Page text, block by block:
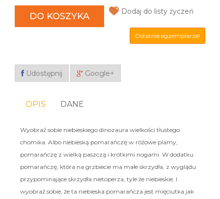
DO KOSZYKA Dodaj do listy życzeń
Ostatnie egzemplarze!
Udostępnij Google+
OPIS DANE
Wyobraź sobie niebieskiego dinozaura wielkości tłustego
chomika. Albo niebieską pomarańczę w różowe plamy,
pomarańczę z wielką paszczą i krótkimi nogami. W dodatku
pomarańczę, która na grzbiecie ma małe skrzydła, z wyglądu
przypominające skrzydła nietoperza, tyle że niebieskie. I
wyobraź sobie, że ta niebieska pomarańcza jest mięciutka jak